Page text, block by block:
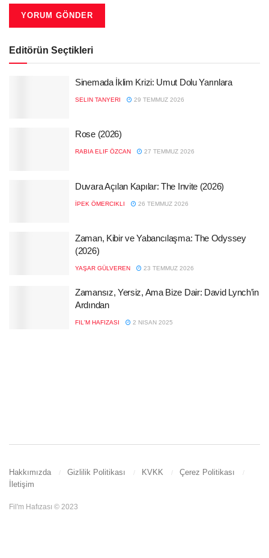
Editörün Seçtikleri
Sinemada İklim Krizi: Umut Dolu Yarınlara
SELIN TANYERI 29 TEMMUZ 2026
Rose (2026)
RABIA ELIF ÖZCAN 27 TEMMUZ 2026
Duvara Açılan Kapılar: The Invite (2026)
İPEK ÖMERCIKLI 26 TEMMUZ 2026
Zaman, Kibir ve Yabancılaşma: The Odyssey
(2026)
YAŞAR GÜLVEREN 23 TEMMUZ 2026
Zamansız, Yersiz, Ama Bize Dair: David Lynch’in
Ardından
FIL'M HAFIZASI 2 NISAN 2025
Hakkımızda Gizlilik Politikası KVKK
Çerez Politikası
İletişim
Fil'm Hafızası © 2023